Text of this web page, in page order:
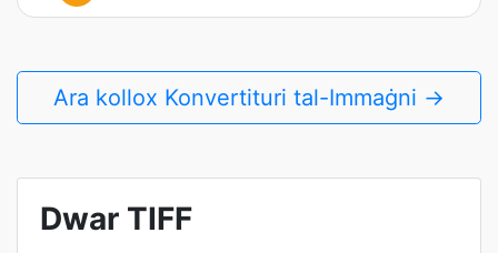
Ara kollox Konvertituri tal-Immaġni →
Dwar TIFF